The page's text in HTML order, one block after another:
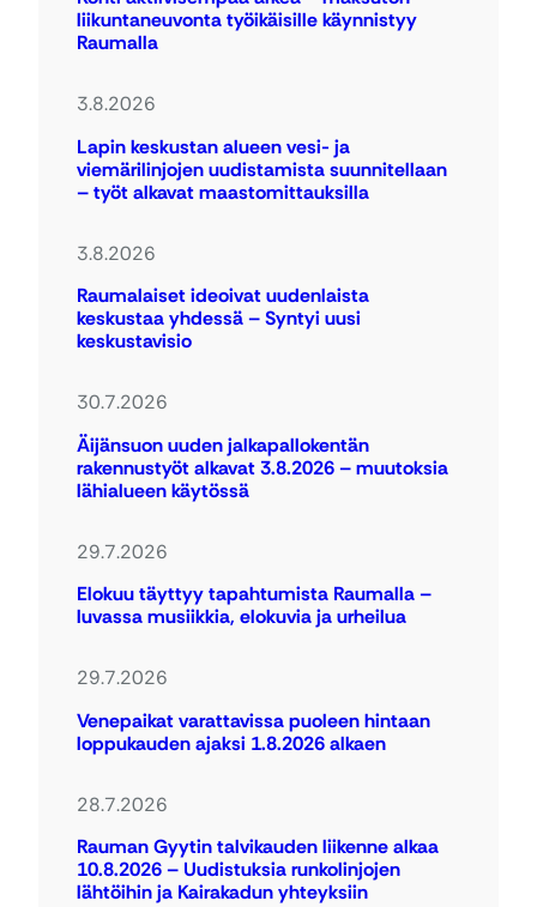
liikuntaneuvonta työikäisille käynnistyy
Raumalla
3.8.2026
Lapin keskustan alueen vesi- ja
viemärilinjojen uudistamista suunnitellaan
– työt alkavat maastomittauksilla
3.8.2026
Raumalaiset ideoivat uudenlaista
keskustaa yhdessä – Syntyi uusi
keskustavisio
30.7.2026
Äijänsuon uuden jalkapallokentän
rakennustyöt alkavat 3.8.2026 – muutoksia
lähialueen käytössä
29.7.2026
Elokuu täyttyy tapahtumista Raumalla –
luvassa musiikkia, elokuvia ja urheilua
29.7.2026
Venepaikat varattavissa puoleen hintaan
loppukauden ajaksi 1.8.2026 alkaen
28.7.2026
Rauman Gyytin talvikauden liikenne alkaa
10.8.2026 – Uudistuksia runkolinjojen
lähtöihin ja Kairakadun yhteyksiin